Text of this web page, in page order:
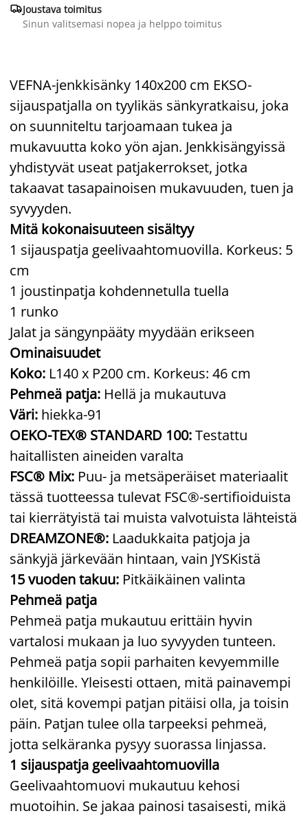
Joustava toimitus
Sinun valitsemasi nopea ja helppo toimitus
VEFNA-jenkkisänky 140x200 cm EKSO-
sijauspatjalla on tyylikäs sänkyratkaisu, joka
on suunniteltu tarjoamaan tukea ja
mukavuutta koko yön ajan. Jenkkisängyissä
yhdistyvät useat patjakerrokset, jotka
takaavat tasapainoisen mukavuuden, tuen ja
syvyyden.
Mitä kokonaisuuteen sisältyy
1 sijauspatja geelivaahtomuovilla. Korkeus: 5
cm
1 joustinpatja kohdennetulla tuella
1 runko
Jalat ja sängynpääty myydään erikseen
Ominaisuudet
Koko: L140 x P200 cm. Korkeus: 46 cm
Pehmeä patja: Hellä ja mukautuva
Väri: hiekka-91
OEKO-TEX® STANDARD 100:Testattu
haitallisten aineiden varalta
FSC® Mix: Puu- ja metsäperäiset materiaalit
tässä tuotteessa tulevat FSC®-sertifioiduista
tai kierrätyistä tai muista valvotuista lähteistä
DREAMZONE®: Laadukkaita patjoja ja
sänkyjä järkevään hintaan, vain JYSKistä
15 vuoden takuu: Pitkäikäinen valinta
Pehmeä patja
Pehmeä patja mukautuu erittäin hyvin
vartalosi mukaan ja luo syvyyden tunteen.
Pehmeä patja sopii parhaiten kevyemmille
henkilöille. Yleisesti ottaen, mitä painavempi
olet, sitä kovempi patjan pitäisi olla, ja toisin
päin. Patjan tulee olla tarpeeksi pehmeä,
jotta selkäranka pysyy suorassa linjassa.
1 sijauspatja geelivaahtomuovilla
Geelivaahtomuovi mukautuu kehosi
muotoihin. Se jakaa painosi tasaisesti, mikä